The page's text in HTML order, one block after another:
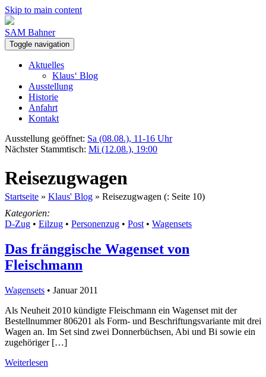
Skip to main content
SAM Bahner
Toggle navigation
Aktuelles
Klaus‘ Blog
Ausstellung
Historie
Anfahrt
Kontakt
Ausstellung geöffnet: Sa (08.08.), 11-16 Uhr
Nächster Stammtisch: Mi (12.08.), 19:00
Reisezugwagen
Startseite » Klaus' Blog » Reisezugwagen (: Seite 10)
Kategorien:
D-Zug • Eilzug • Personenzug • Post• Wagensets
Das fränggische Wagenset von
Fleischmann
Wagensets • Januar 2011
Als Neuheit 2010 kündigte Fleischmann ein Wagenset mit der
Bestellnummer 806201 als Form- und Beschriftungsvariante mit drei
Wagen an. Im Set sind zwei Donnerbüchsen, Abi und Bi sowie ein
zugehöriger […]
Weiterlesen